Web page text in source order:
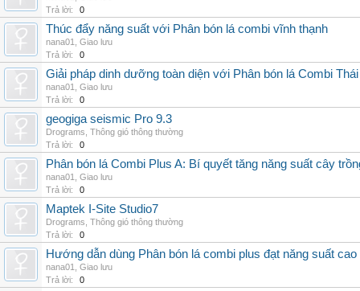
Trả lời:
0
Thúc đẩy năng suất với Phân bón lá combi vĩnh thạnh
nana01
Giao lưu
Trả lời:
0
Giải pháp dinh dưỡng toàn diện với Phân bón lá Combi Thái
nana01
Giao lưu
Trả lời:
0
geogiga seismic Pro 9.3
Drograms Thông gió thông thường
Trả lời:
0
Phân bón lá Combi Plus A: Bí quyết tăng năng suất cây
nana01
Giao lưu
Trả lời:
0
Maptek I-Site Studio7
Drograms Thông gió thông thường
Trả lời:
0
Hướng dẫn dùng Phân bón lá combi plus đạt năng suất cao
nana01
Giao lưu
Trả lời:
0